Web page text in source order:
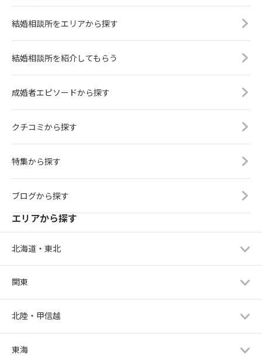
結婚相談所をエリアから探す
結婚相談所を紹介してもらう
成婚者エピソードから探す
クチコミから探す
特集から探す
ブログから探す
エリアから探す
北海道・東北
関東
北陸・甲信越
東海